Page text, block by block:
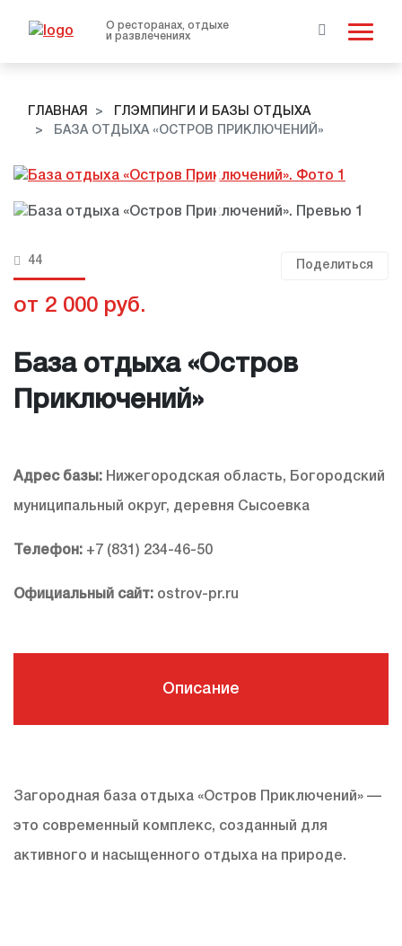
О ресторанах, отдыхе
и развлечениях
ГЛАВНАЯ
ГЛЭМПИНГИ И БАЗЫ ОТДЫХА
БАЗА ОТДЫХА «ОСТРОВ ПРИКЛЮЧЕНИЙ»
44
от 2 000 руб.
Поделиться
База отдыха «Остров
Приключений»
Адрес базы: Нижегородская область, Богородский
муниципальный округ, деревня Сысоевка
Телефон: +7 (831) 234-46-50
Официальный сайт: ostrov-pr.ru
Описание
Загородная база отдыха «Остров Приключений» —
это современный комплекс, созданный для
активного и насыщенного отдыха на природе.